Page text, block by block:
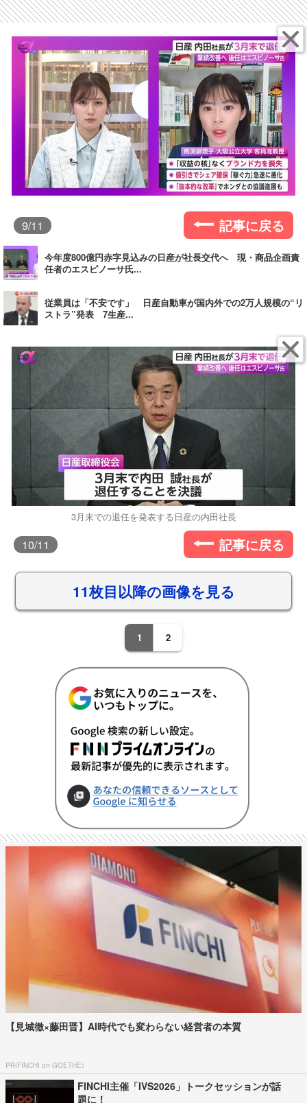
9/11 記事に戻る
今年度800億円赤字見込みの日産が社長交代へ 現・商品企画責
任者のエスピノーサ氏...
従業員は「不安です」 日産自動車が国内外での2万人規模の“リ
ストラ”発表 7生産...
3月末での退任を発表する日産の内田社長
10/11 記事に戻る
11枚目以降の画像を見る
1 2
【見城徹×藤田晋】AI時代でも変わらない経営者の本質
PR(FINCHI on GOETHE)
FINCHI主催「IVS2026」トークセッションが話
題に！